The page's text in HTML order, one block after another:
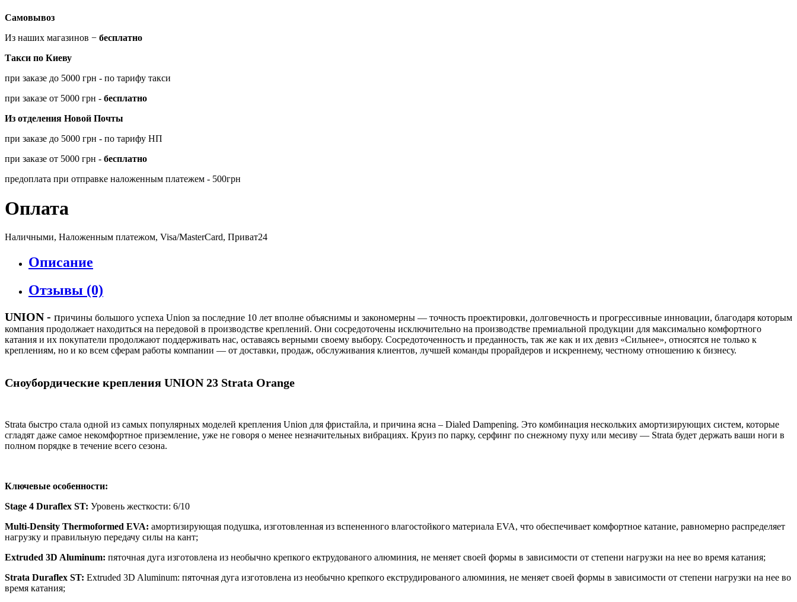
Самовывоз
Из наших магазинов − бесплатно
Такси по Киеву
при заказе до 5000 грн - по тарифу такси
при заказе от 5000 грн - бесплатно
Из отделения Новой Почты
при заказе до 5000 грн - по тарифу НП
при заказе от 5000 грн - бесплатно
предоплата при отправке наложенным платежем - 500грн
Оплата
Наличными, Наложенным платежом, Visa/MasterCard, Приват24
Описание
Отзывы (0)
UNION- причины большого успеха Union за последние 10 лет вполне объяснимы и закономерны — точность проектировки, долговечность и прогрессивные инновации, благодаря которым
компания продолжает находиться на передовой в производстве креплений. Они сосредоточены исключительно на производстве премиальной продукции для максимально комфортного
катания и их покупатели продолжают поддерживать нас, оставаясь верными своему выбору. Сосредоточенность и преданность, так же как и их девиз «Сильнее», относятся не только к
креплениям, но и ко всем сферам работы компании — от доставки, продаж, обслуживания клиентов, лучшей команды прорайдеров и искреннему, честному отношению к бизнесу.
Сноубордические крепления UNION 23 Strata Orange
Strata быстро стала одной из самых популярных моделей крепления Union для фристайла, и причина ясна – Dialed Dampening. Это комбинация нескольких амортизирующих систем, которые
сгладят даже самое некомфортное приземление, уже не говоря о менее незначительных вибрациях. Круиз по парку, серфинг по снежному пуху или месиву — Strata будет держать ваши ноги в
полном порядке в течение всего сезона.
Ключевые особенности:
Stage 4 Duraflex ST: Уровень жесткости: 6/10
Multi-Density Thermoformed EVA: амортизирующая подушка, изготовленная из вспененного влагостойкого материала EVA, что обеспечивает комфортное катание, равномерно распределяет
нагрузку и правильную передачу силы на кант;
Extruded 3D Aluminum: пяточная дуга изготовлена ​​из необычно крепкого ектрудованого алюминия, не меняет своей формы в зависимости от степени нагрузки на нее во время катания;
Strata Duraflex ST: Extruded 3D Aluminum: пяточная дуга изготовлена ​​из необычно крепкого екструдированого алюминия, не меняет своей формы в зависимости от степени нагрузки на нее во
время катания;